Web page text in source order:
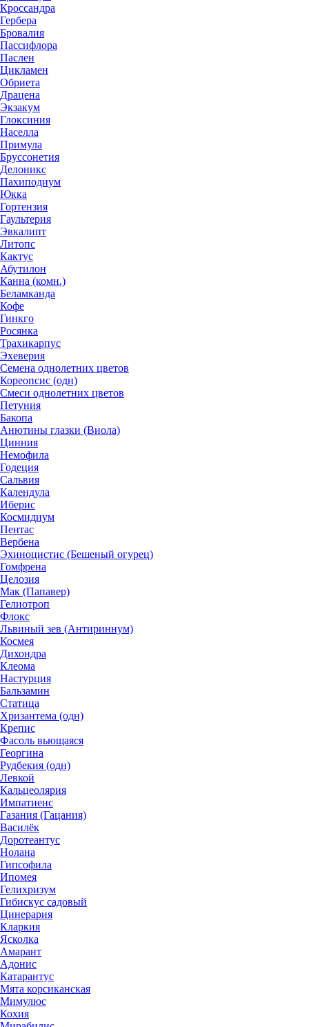
Кроссандра
Гербера
Бровалия
Пассифлора
Паслен
Цикламен
Обриета
Драцена
Экзакум
Глоксиния
Населла
Примула
Бруссонетия
Делоникс
Пахиподиум
Юкка
Гортензия
Гаультерия
Эвкалипт
Литопс
Кактус
Абутилон
Канна (комн.)
Беламканда
Кофе
Гинкго
Росянка
Трахикарпус
Эхеверия
Семена однолетних цветов
Кореопсис (одн)
Смеси однолетних цветов
Петуния
Бакопа
Анютины глазки (Виола)
Цинния
Немофила
Годеция
Сальвия
Календула
Иберис
Космидиум
Пентас
Вербена
Эхиноцистис (Бешеный огурец)
Гомфрена
Целозия
Мак (Папавер)
Гелиотроп
Флокс
Львиный зев (Антириннум)
Космея
Дихондра
Клеома
Настурция
Бальзамин
Статица
Хризантема (одн)
Крепис
Фасоль вьющаяся
Георгина
Рудбекия (одн)
Левкой
Кальцеолярия
Импатиенс
Газания (Гацания)
Василёк
Доротеантус
Нолана
Гипсофила
Ипомея
Гелихризум
Гибискус садовый
Цинерария
Кларкия
Ясколка
Амарант
Адонис
Катарантус
Мята корсиканская
Мимулюс
Кохия